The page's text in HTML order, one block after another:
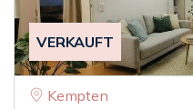
VERKAUFT
Kempten